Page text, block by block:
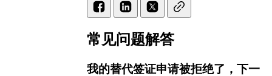
常见问题解答
我的替代签证申请被拒绝了，下一